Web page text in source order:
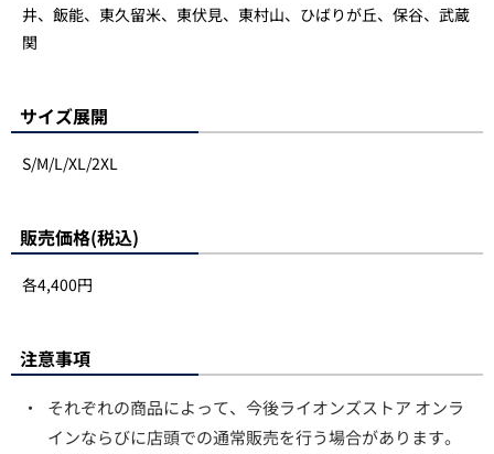
井、飯能、東久留米、東伏見、東村山、ひばりが丘、保谷、武蔵
関
サイズ展開
S/M/L/XL/2XL
販売価格(税込)
各4,400円
注意事項
・
それぞれの商品によって、今後ライオンズストア オンラ
インならびに店頭での通常販売を行う場合があります。